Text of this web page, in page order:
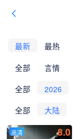
最新 最热
全部 言情
全部 2026
全部 大陆
8.0
高清
高清